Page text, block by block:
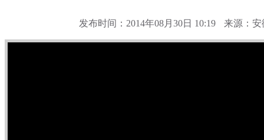
发布时间：2014年08月30日 10:19 来源：安